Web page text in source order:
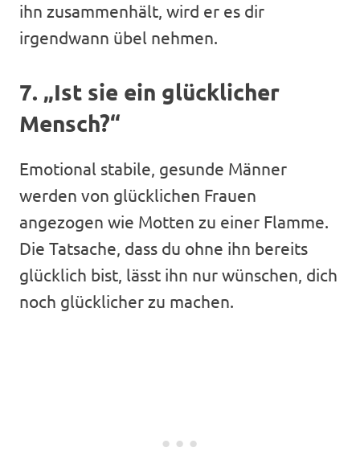
ihn zusammenhält, wird er es dir
irgendwann übel nehmen.
7. „Ist sie ein glücklicher
Mensch?“
Emotional stabile, gesunde Männer
werden von glücklichen Frauen
angezogen wie Motten zu einer Flamme.
Die Tatsache, dass du ohne ihn bereits
glücklich bist, lässt ihn nur wünschen, dich
noch glücklicher zu machen.